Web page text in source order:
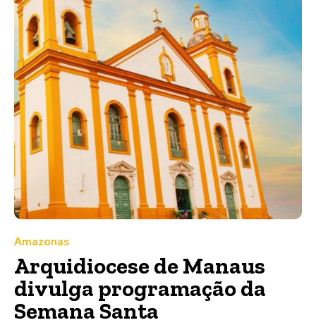
Amazonas
Arquidiocese de Manaus
divulga programação da
Semana Santa